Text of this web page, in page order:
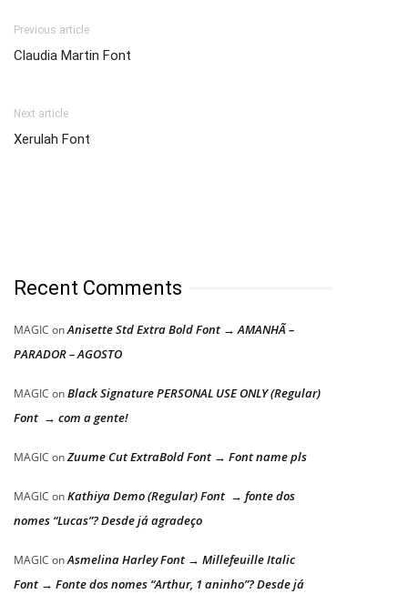
Previous article
Claudia Martin Font
Next article
Xerulah Font
Recent Comments
MAGIC onAnisette Std Extra Bold Font → AMANHÃ –
PARADOR – AGOSTO
MAGIC onBlack Signature PERSONAL USE ONLY (Regular)
Font → com a gente!
MAGIC onZuume Cut ExtraBold Font → Font name pls
MAGIC onKathiya Demo (Regular) Font → fonte dos
nomes “Lucas”? Desde já agradeço
MAGIC onAsmelina Harley Font → Millefeuille Italic
Font → Fonte dos nomes “Arthur, 1 aninho”? Desde já